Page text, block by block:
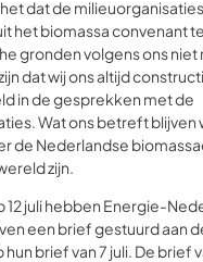
dat de
het biomassa convenant
gronden volgens ons niet
dat wij ons altijd
in de gesprekken met de
Wat ons betreft blijven
de Nederlandse
zijn.
12 juli hebben Energie-
een brief gestuurd aan
brief van 7 juli. De brief